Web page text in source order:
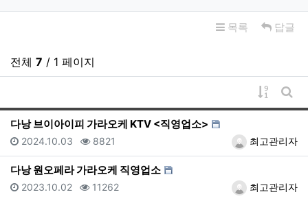
목록 답글
전체 7 / 1 페이지
게시물
게
다낭 브이아이피 가라오케 KTV <직영업소>
등록자최고관리자
등록일
2024.10.03 조회
8821
다낭 원오페라 가라오케 직영업소
등록자최고관리자
등록일
2023.10.02 조회
11262